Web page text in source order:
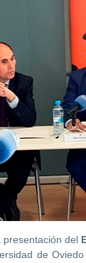
presentación del
de